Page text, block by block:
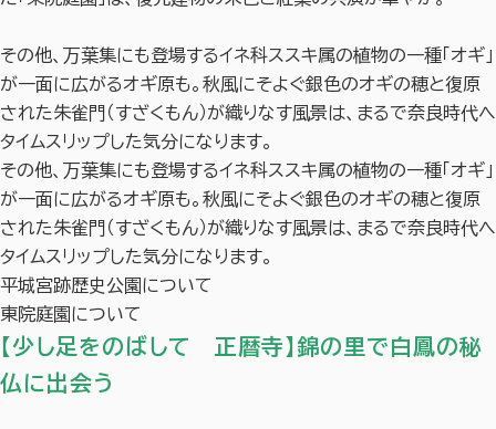
その他、万葉集にも登場するイネ科ススキ属の植物の一種「オギ」
が一面に広がるオギ原も。秋風にそよぐ銀色のオギの穂と復原
された朱雀門（すざくもん）が織りなす風景は、まるで奈良時代へ
タイムスリップした気分になります。
その他、万葉集にも登場するイネ科ススキ属の植物の一種「オギ」
が一面に広がるオギ原も。秋風にそよぐ銀色のオギの穂と復原
された朱雀門（すざくもん）が織りなす風景は、まるで奈良時代へ
タイムスリップした気分になります。
平城宮跡歴史公園について
東院庭園について
【少し足をのばして 正暦寺】錦の里で白鳳の秘
仏に出会う